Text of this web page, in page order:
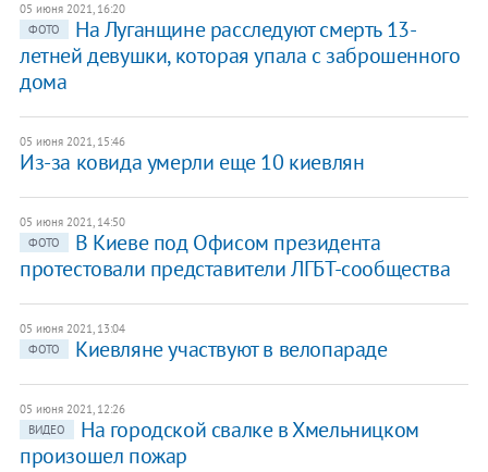
05 июня 2021, 16:20
ФОТО
На Луганщине расследуют смерть 13-
летней девушки, которая упала с заброшенного
дома
05 июня 2021, 15:46
Из-за ковида умерли еще 10 киевлян
05 июня 2021, 14:50
ФОТО
В Киеве под Офисом президента
протестовали представители ЛГБТ-сообщества
05 июня 2021, 13:04
ФОТО
Киевляне участвуют в велопараде
05 июня 2021, 12:26
ВИДЕО
На городской свалке в Хмельницком
произошел пожар